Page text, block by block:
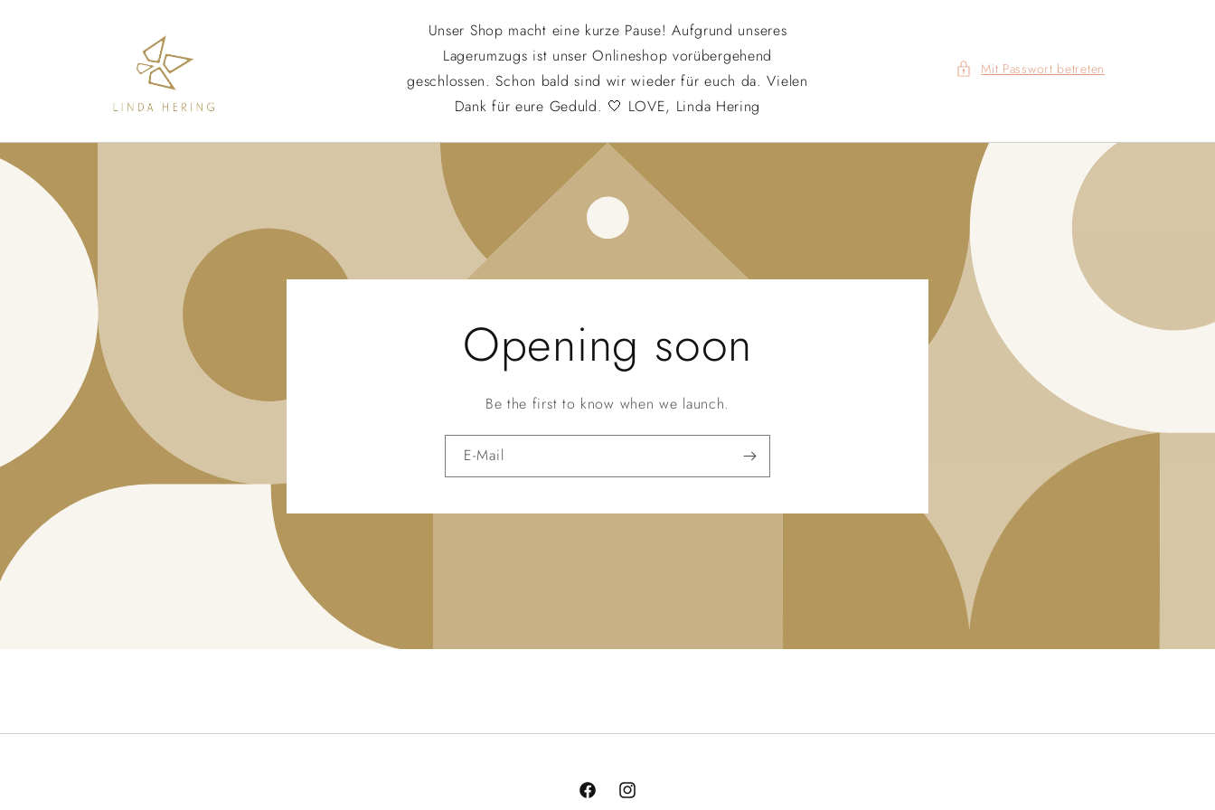
Unser Shop macht eine kurze Pause! Aufgrund unseres
Lagerumzugs ist unser Onlineshop vorübergehend
geschlossen. Schon bald sind wir wieder für euch da. Vielen
Dank für eure Geduld. 🤍 LOVE, Linda Hering
Mit Passwort betreten
Opening soon
Be the first to know when we launch.
E-Mail
FacebookInstagram